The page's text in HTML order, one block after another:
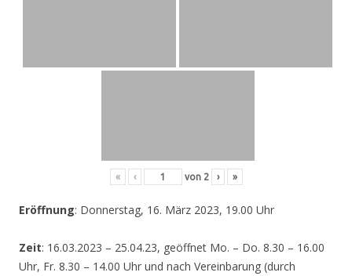
« ‹ von 2 › »
Eröffnung: Donnerstag, 16. März 2023, 19.00 Uhr
Zeit: 16.03.2023 – 25.04.23, geöffnet Mo. – Do. 8.30 – 16.00
Uhr, Fr. 8.30 – 14.00 Uhr und nach Vereinbarung (durch